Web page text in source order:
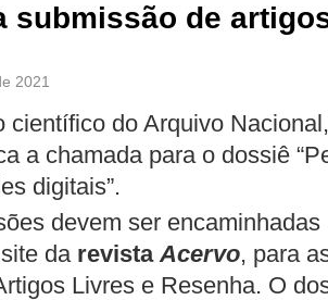
submissão de
2021
científico do Arquivo
a chamada para o dossiê
digitais”.
devem ser
da revistaAcervo, para
Livres e Resenha. O